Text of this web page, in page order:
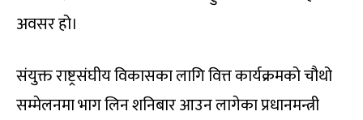
अवसर हो।
संयुक्त राष्ट्रसंघीय विकासका लागि वित्त कार्यक्रमको चौथो
सम्मेलनमा भाग लिन शनिबार आउन लागेका प्रधानमन्त्री